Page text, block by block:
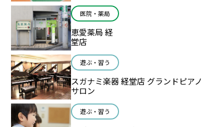
医院・薬局
恵愛薬局 経
堂店
遊ぶ・習う
スガナミ楽器 経堂店 グランドピアノ
サロン
遊ぶ・習う